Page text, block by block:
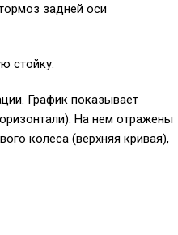
задней оси
стойку.
График показывает
На нем отражены
колеса (верхняя кривая),